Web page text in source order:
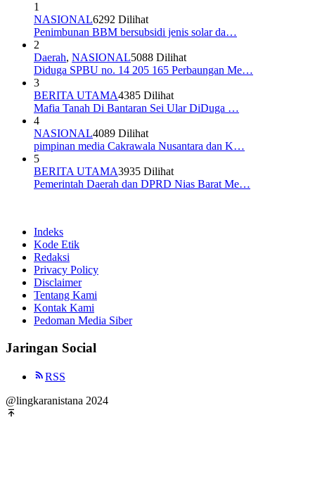
1
NASIONAL6292 Dilihat
Penimbunan BBM bersubsidi jenis solar da…
2
Daerah, NASIONAL5088 Dilihat
Diduga SPBU no. 14 205 165 Perbaungan Me…
3
BERITA UTAMA4385 Dilihat
Mafia Tanah Di Bantaran Sei Ular DiDuga …
4
NASIONAL4089 Dilihat
pimpinan media Cakrawala Nusantara dan K…
5
BERITA UTAMA3935 Dilihat
Pemerintah Daerah dan DPRD Nias Barat Me…
Indeks
Kode Etik
Redaksi
Privacy Policy
Disclaimer
Tentang Kami
Kontak Kami
Pedoman Media Siber
Jaringan Social
RSS
@lingkaranistana 2024